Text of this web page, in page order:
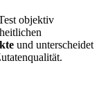
objektiv
und unterscheidet